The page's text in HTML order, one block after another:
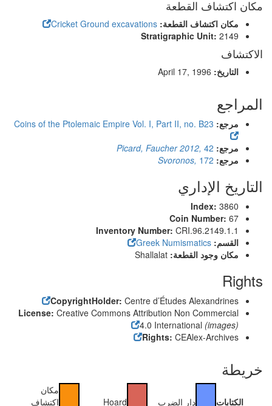
مكان اكتشاف القطعة
مكان اكتشاف القطعة: Cricket Ground excavations
Stratigraphic Unit: 2149
الاكتشاف
التاريخ: April 17, 1996
المراجع
مرجع: Coins of the Ptolemaic Empire Vol. I, Part II, no. B23
مرجع:
Picard, Faucher 2012, 42
مرجع:
Svoronos, 172
التاريخ الإداري
Index: 3860
Coin Number: 67
Inventory Number: CRI.96.2149.1.1
القسم: Greek Numismatics
مكان وجود القطعة: Shallalat
Rights
CopyrightHolder: Centre d’Études Alexandrines
License: Creative Commons Attribution Non Commercial
4.0 International (images)
Rights: CEAlex-Archives
خريطة
الكتابات دار الضرب Hoard
مكان
اكتشاف